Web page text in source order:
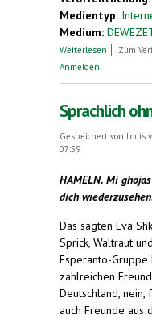
Medientyp:
Medium:
Weiterlesen überZum
Anmelden
Sprachlich
Gespeichert von Louis
07:59
HAMELN. Mi
dich
Das sagten Eva
Sprick, Waltraut
Esperanto-
zahlreichen
Deutschland, nein,
auch Freunde aus